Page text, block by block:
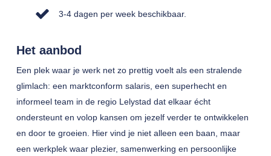
3-4 dagen per week beschikbaar.
Het aanbod
Een plek waar je werk net zo prettig voelt als een stralende
glimlach: een marktconform salaris, een superhecht en
informeel team in de regio Lelystad dat elkaar écht
ondersteunt en volop kansen om jezelf verder te ontwikkelen
en door te groeien. Hier vind je niet alleen een baan, maar
een werkplek waar plezier, samenwerking en persoonlijke